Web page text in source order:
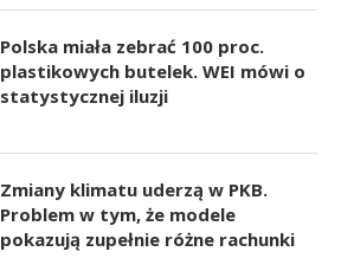
Polska miała zebrać 100 proc.
plastikowych butelek. WEI mówi o
statystycznej iluzji
Zmiany klimatu uderzą w PKB.
Problem w tym, że modele
pokazują zupełnie różne rachunki